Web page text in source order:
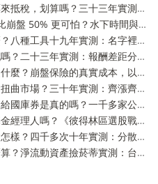
價值投資與財報 | 賣掉賠錢的股票來抵稅，划算嗎？三十三年實測：財富只多 2.9%，而台灣人這一步用不上
量化與技術分析 | 為什麼跌 25% 比崩盤 50% 更可怕？水下時間與潰瘍指數，風險的另一個量法
量化與技術分析 | 抗通膨要買什麼？八種工具十九年實測：名字裡有抗通膨的那一個，反而測不出反應
量化與技術分析 | 新興市場值得配嗎？二十三年實測：報酬差距分不出勝負，但台灣人多買了一份自己
量化與技術分析 | 尾部風險避險是什麼？崩盤保險的真實成本，以及一個更省事的替代方案
量化與技術分析 | 被動投資會不會扭曲市場？三十年實測：齊漲齊跌是真的，指數基金的責任卻查不出來
量化與技術分析 | 多數股票長期輸給國庫券是真的嗎？一千多家公司實測：輸的只有兩成，真正該怕的是另一件事
價值投資與財報 | 散戶真的能贏基金經理人嗎？《彼得林區選股戰略》重點整理，十壘打實測與被誤解的一句話
量化與技術分析 | 重壓一檔股票會怎樣？四千多次十年實測：分散到五檔，賠錢機率從一成四掉到不到百分之一
價值投資與財報 | 葛拉漢數字怎麼算？淨流動資產撿菸蒂實測：台股剩九檔，美股一檔不剩